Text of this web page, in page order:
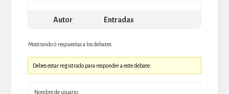
Autor Entradas
Mostrando 0 respuestas a los debates
Debes estar registrado para responder a este debate.
Nombre de usuario: